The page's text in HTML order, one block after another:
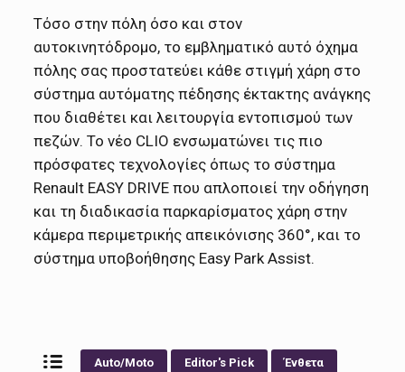
Τόσο στην πόλη όσο και στον
αυτοκινητόδρομο, το εμβληματικό αυτό όχημα
πόλης σας προστατεύει κάθε στιγμή χάρη στο
σύστημα αυτόματης πέδησης έκτακτης ανάγκης
που διαθέτει και λειτουργία εντοπισμού των
πεζών. Το νέο CLIO ενσωματώνει τις πιο
πρόσφατες τεχνολογίες όπως το σύστημα
Renault EASY DRIVE που απλοποιεί την οδήγηση
και τη διαδικασία παρκαρίσματος χάρη στην
κάμερα περιμετρικής απεικόνισης 360°, και το
σύστημα υποβοήθησης Easy Park Assist.
Auto/Moto Editor's Pick Ένθετα